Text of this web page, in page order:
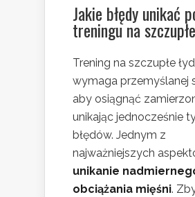
Jakie błędy unikać
treningu na
Trening na szczupłe
wymaga przemyślanej
aby osiągnąć
unikając jednocześnie
błędów. Jednym z
najważniejszych
unikanie
obciążania mięśni.